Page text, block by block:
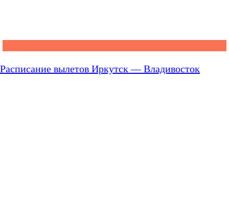
Расписание вылетов Иркутск — Владивосток